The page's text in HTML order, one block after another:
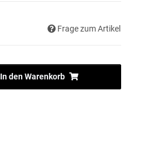
Frage zum Artikel
In den Warenkorb